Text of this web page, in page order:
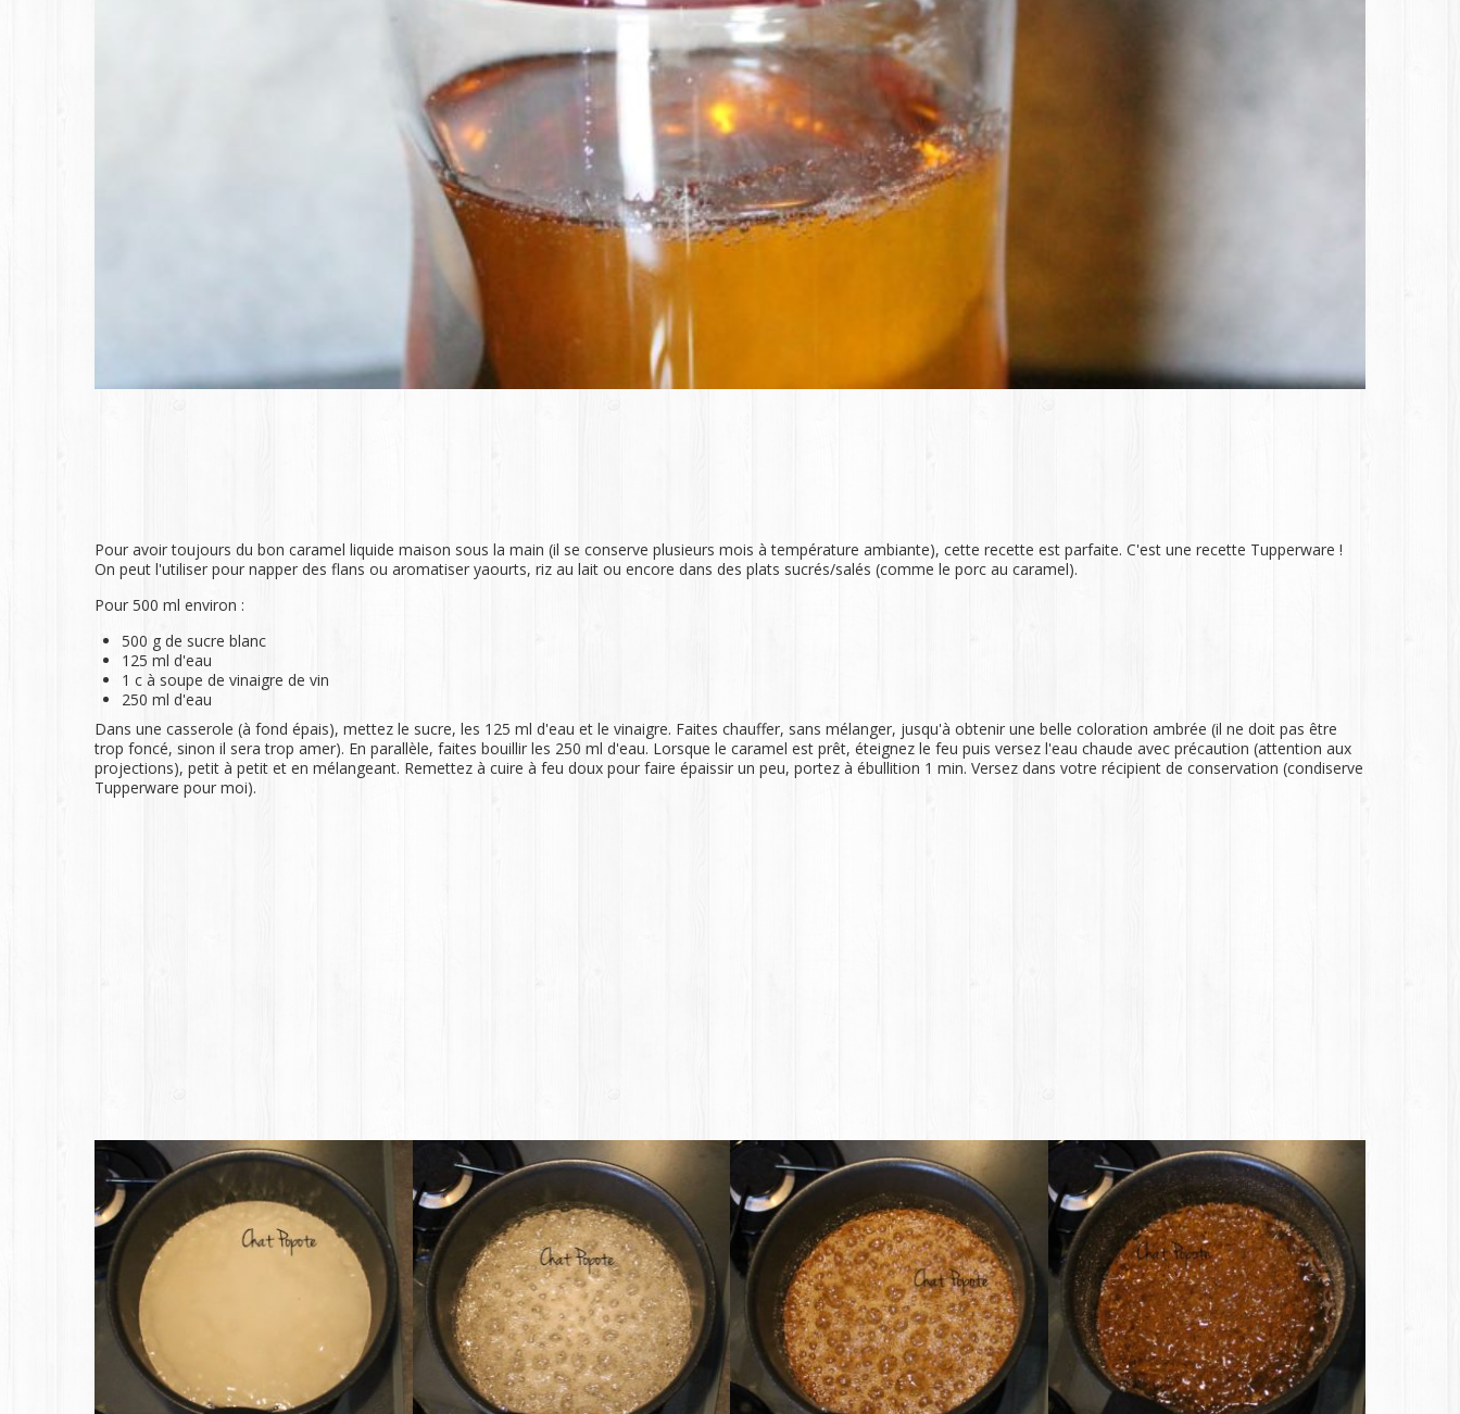
Pour avoir toujours du bon caramel liquide maison sous la main (il se conserve plusieurs mois à température ambiante), cette recette est parfaite. C'est une recette Tupperware !
On peut l'utiliser pour napper des flans ou aromatiser yaourts, riz au lait ou encore dans des plats sucrés/salés (comme le porc au caramel).
Pour 500 ml environ :
500 g de sucre blanc
125 ml d'eau
1 c à soupe de vinaigre de vin
250 ml d'eau
Dans une casserole (à fond épais), mettez le sucre, les 125 ml d'eau et le vinaigre. Faites chauffer, sans mélanger, jusqu'à obtenir une belle coloration ambrée (il ne doit pas être
trop foncé, sinon il sera trop amer). En parallèle, faites bouillir les 250 ml d'eau. Lorsque le caramel est prêt, éteignez le feu puis versez l'eau chaude avec précaution (attention aux
projections), petit à petit et en mélangeant. Remettez à cuire à feu doux pour faire épaissir un peu, portez à ébullition 1 min. Versez dans votre récipient de conservation (condiserve
Tupperware pour moi).